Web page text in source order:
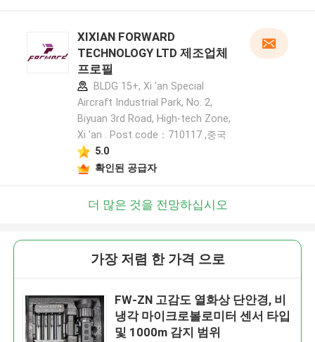
XIXIAN FORWARD
TECHNOLOGY LTD 제조업체
프로필
BLDG 15+, Xi 'an Special
Aircraft Industrial Park, No. 2,
Biyuan 3rd Road, High-tech Zone,
Xi 'an . Post code：710117 ,중국
5.0
확인된 공급자
더 많은 것을 전망하십시오
가장 저렴 한 가격 으로
FW-ZN 고감도 열화상 단안경, 비
냉각 마이크로볼로미터 센서 타입
및 1000m 감지 범위